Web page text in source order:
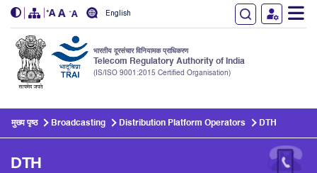
English
भारतीय दूरसंचार विनियामक प्राधिकरण
Telecom Regulatory Authority of India
(IS/ISO 9001:2015 Certified Organisation)
मुख्य पृष्ठ Broadcasting Distribution Platform Operators DTH
DTH